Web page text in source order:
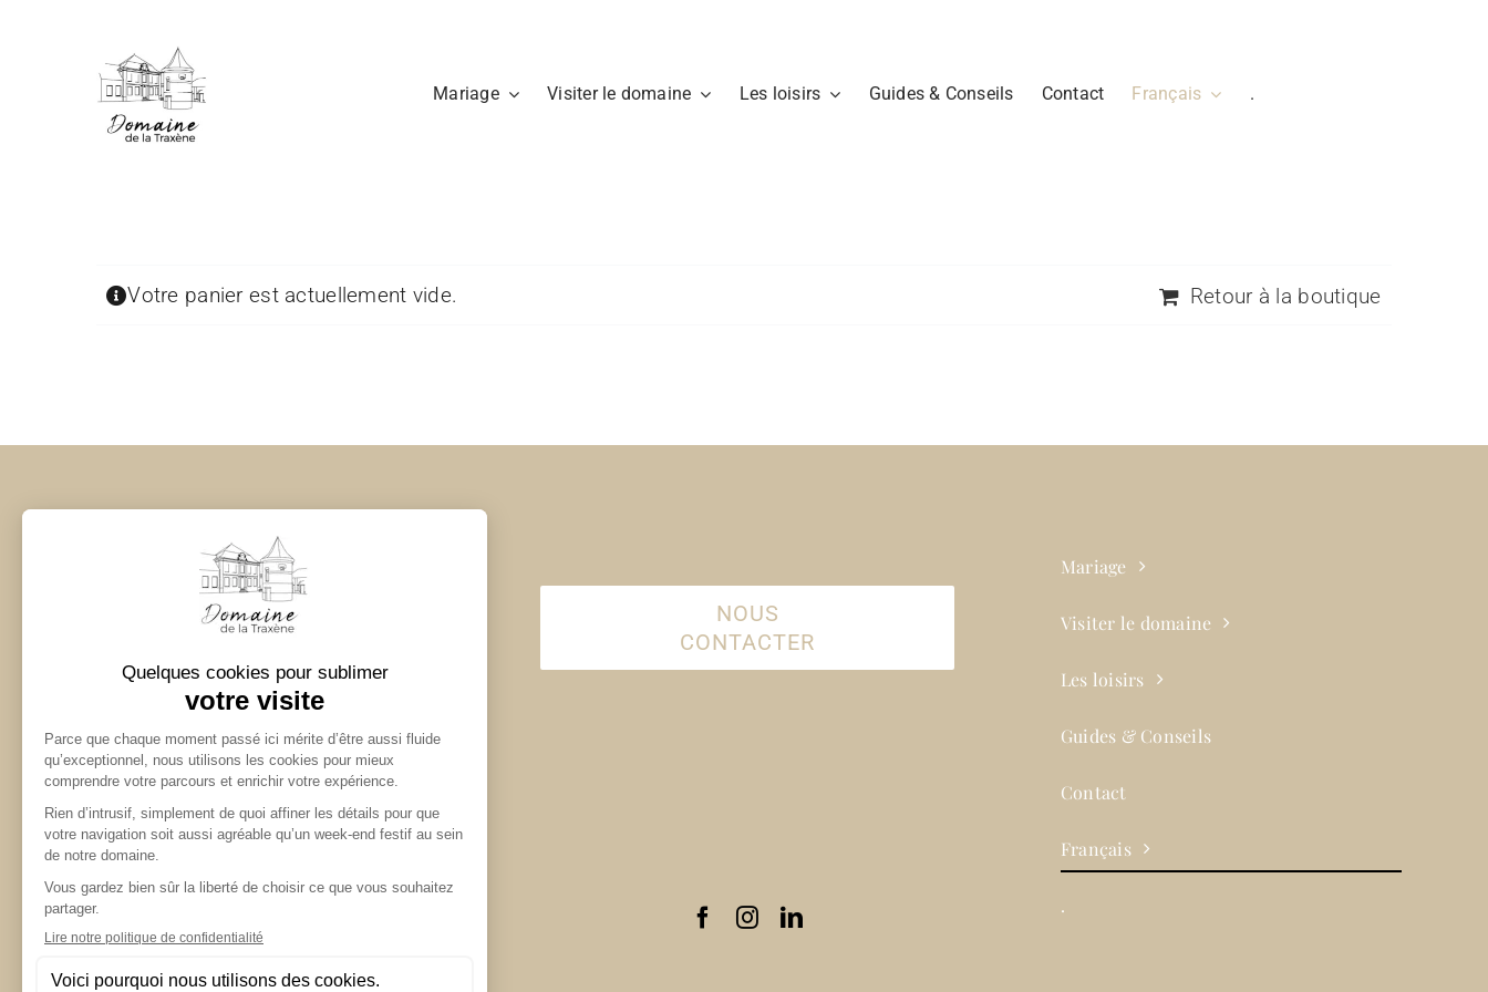
Mariage Visiter le domaine Les loisirs Guides & Conseils Contact Français .
Votre panier est actuellement vide. Retour à la boutique
2 Rue de la Mairie
62310 Coupelle-Vieille
07 82 69 01 02
NOUS
CONTACTER
Mariage
Visiter le domaine
Les loisirs
Guides & Conseils
Contact
Français
.